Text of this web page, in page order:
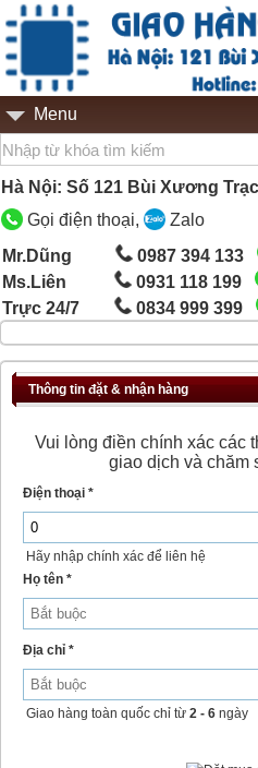
Menu
Hà Nội: Số 121 Bùi Xương
Gọi điện thoại,
Zalo
Mr.Dũng
0987 394 133
Ms.Liên
0931 118 199
Trực 24/7
0834 999 399
Thông tin đặt & nhận hàng
Vui lòng điền chính xác các
giao dịch và chăm
Điện thoại *
Hãy nhập chính xác để liên hệ
Họ tên *
Địa chỉ *
Giao hàng toàn quốc chỉ từ 2 - 6 ngày